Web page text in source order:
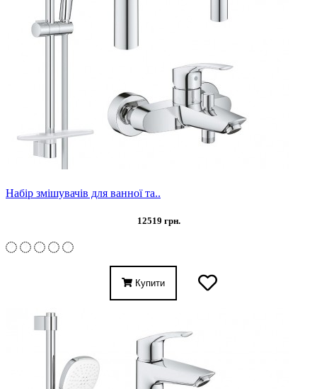
Набір змішувачів для ванної та..
12519 грн.
Купити